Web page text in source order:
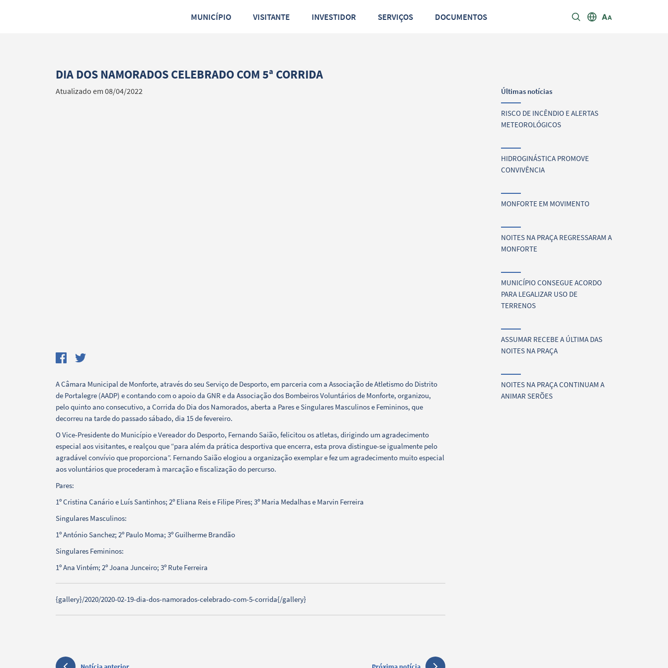
MUNICÍPIO VISITANTE INVESTIDOR SERVIÇOS DOCUMENTOS
Termo de Pesquisa
Categorias gerais
Filtros
DIA DOS NAMORADOS CELEBRADO COM 5ª CORRIDA
Atualizado em 08/04/2022
A Câmara Municipal de Monforte, através do seu Serviço de Desporto, em parceria com a Associação de Atletismo do Distrito
de Portalegre (AADP) e contando com o apoio da GNR e da Associação dos Bombeiros Voluntários de Monforte, organizou,
pelo quinto ano consecutivo, a Corrida do Dia dos Namorados, aberta a Pares e Singulares Masculinos e Femininos, que
decorreu na tarde do passado sábado, dia 15 de fevereiro.
O Vice-Presidente do Município e Vereador do Desporto, Fernando Saião, felicitou os atletas, dirigindo um agradecimento
especial aos visitantes, e realçou que “para além da prática desportiva que encerra, esta prova distingue-se igualmente pelo
agradável convívio que proporciona”. Fernando Saião elogiou a organização exemplar e fez um agradecimento muito especial
aos voluntários que procederam à marcação e fiscalização do percurso.
Pares:
1º Cristina Canário e Luís Santinhos; 2º Eliana Reis e Filipe Pires; 3º Maria Medalhas e Marvin Ferreira
Singulares Masculinos:
1º António Sanchez; 2º Paulo Moma; 3º Guilherme Brandão
Singulares Femininos:
1º Ana Vintém; 2º Joana Junceiro; 3º Rute Ferreira
{gallery}/2020/2020-02-19-dia-dos-namorados-celebrado-com-5-corrida{/gallery}
Últimas notícias
RISCO DE INCÊNDIO E ALERTAS
METEOROLÓGICOS
HIDROGINÁSTICA PROMOVE
CONVIVÊNCIA
MONFORTE EM MOVIMENTO
NOITES NA PRAÇA REGRESSARAM A
MONFORTE
MUNICÍPIO CONSEGUE ACORDO
PARA LEGALIZAR USO DE
TERRENOS
ASSUMAR RECEBE A ÚLTIMA DAS
NOITES NA PRAÇA
NOITES NA PRAÇA CONTINUAM A
ANIMAR SERÕES